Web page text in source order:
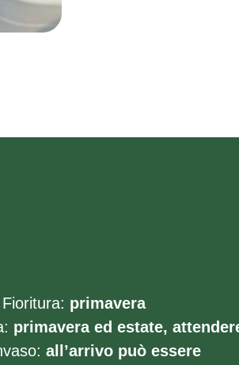
primavera
primavera ed estate,
all’arrivo può essere